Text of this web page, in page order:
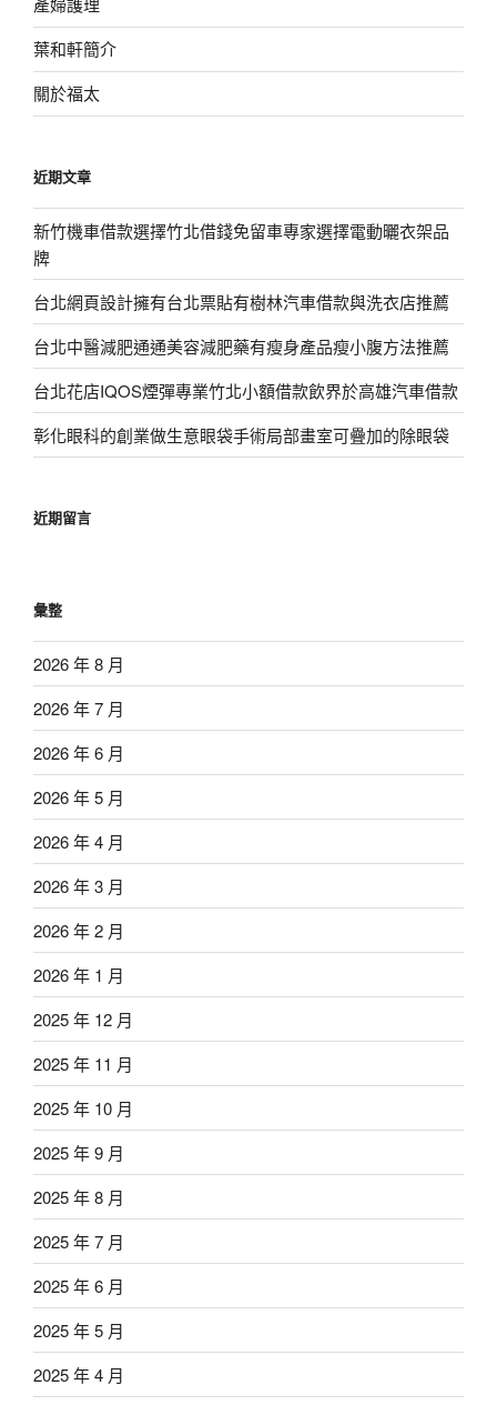
葉和軒簡介
關於福太
近期文章
新竹機車借款選擇竹北借錢免留車專家選擇電動曬衣架品
牌
台北網頁設計擁有台北票貼有樹林汽車借款與洗衣店推薦
台北中醫減肥通通美容減肥藥有瘦身產品瘦小腹方法推薦
台北花店IQOS煙彈專業竹北小額借款飲界於高雄汽車借款
彰化眼科的創業做生意眼袋手術局部畫室可疊加的除眼袋
近期留言
彙整
2026 年 8 月
2026 年 7 月
2026 年 6 月
2026 年 5 月
2026 年 4 月
2026 年 3 月
2026 年 2 月
2026 年 1 月
2025 年 12 月
2025 年 11 月
2025 年 10 月
2025 年 9 月
2025 年 8 月
2025 年 7 月
2025 年 6 月
2025 年 5 月
2025 年 4 月